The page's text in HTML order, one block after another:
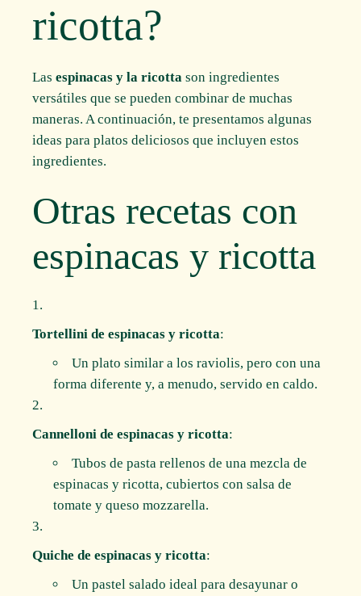
ricotta?
Lasespinacas y la ricotta son ingredientes
versátiles que se pueden combinar de muchas
maneras. A continuación, te presentamos algunas
ideas para platos deliciosos que incluyen estos
ingredientes.
Otras recetas con
espinacas y ricotta
Tortellini de espinacas y ricotta:
Un plato similar a los raviolis, pero con una
forma diferente y, a menudo, servido en caldo.
Cannelloni de espinacas y ricotta:
Tubos de pasta rellenos de una mezcla de
espinacas y ricotta, cubiertos con salsa de
tomate y queso mozzarella.
Quiche de espinacas y ricotta:
Un pastel salado ideal para desayunar o